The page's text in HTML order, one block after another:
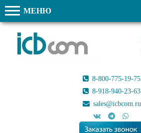
МЕНЮ
8-800-775-19-75
8-918-940-23-63
sales@icbcom.ru